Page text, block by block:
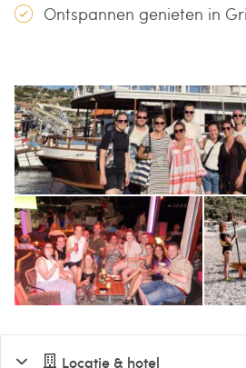
Ontspannen genieten in
Locatie & hotel